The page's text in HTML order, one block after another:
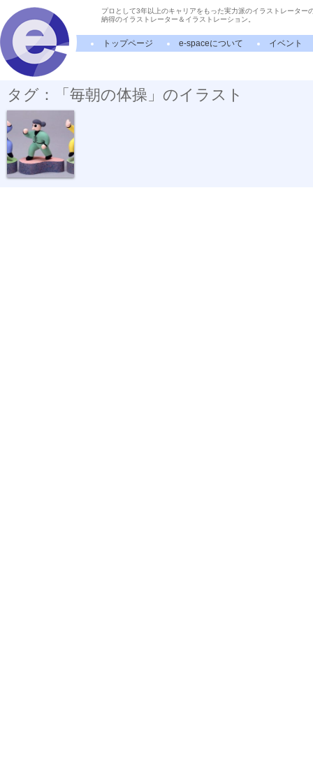
プロとして3年以上のキャリアをもった実力派のイラストレーター
納得のイラストレーター＆イラストレーション。
トップページ e-spaceについて イベント
タグ：「毎朝の体操」のイラスト
健康の秘訣 ...